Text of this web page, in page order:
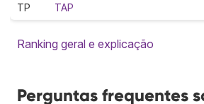
TP TAP
Ranking geral e explicação
Perguntas frequentes